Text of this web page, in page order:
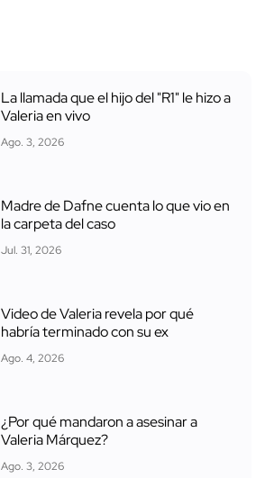
La llamada que el hijo del "R1" le hizo a
Valeria en vivo
Ago. 3, 2026
Madre de Dafne cuenta lo que vio en
la carpeta del caso
Jul. 31, 2026
Video de Valeria revela por qué
habría terminado con su ex
Ago. 4, 2026
¿Por qué mandaron a asesinar a
Valeria Márquez?
Ago. 3, 2026